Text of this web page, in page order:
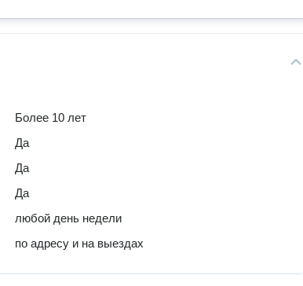
Более 10 лет
Да
Да
Да
любой день недели
по адресу и на выездах